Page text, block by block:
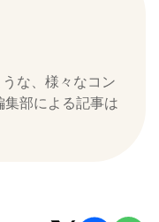
な、様々なコン
部による記事は